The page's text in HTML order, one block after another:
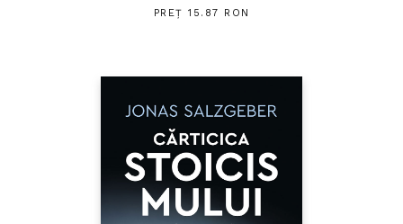
PREȚ 15.87 RON